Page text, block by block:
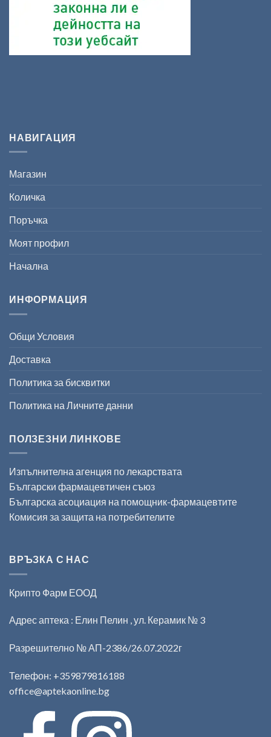
НАВИГАЦИЯ
Магазин
Количка
Поръчка
Моят профил
Начална
ИНФОРМАЦИЯ
Общи Условия
Доставка
Политика за бисквитки
Политика на Личните данни
ПОЛЗЕЗНИ ЛИНКОВЕ
Изпълнителна агенция по лекарствата
Български фармацевтичен съюз
Българска асоциация на помощник-фармацевтите
Комисия за защита на потребителите
ВРЪЗКА С НАС
Крипто Фарм ЕООД
Адрес аптека : Елин Пелин , ул. Керамик № 3
Разрешително № АП-2386/26.07.2022г
Телефон: +359879816188
office@aptekaonline.bg